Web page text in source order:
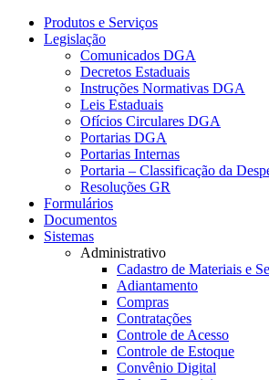
Produtos e Serviços
Legislação
Comunicados DGA
Decretos Estaduais
Instruções Normativas DGA
Leis Estaduais
Ofícios Circulares DGA
Portarias DGA
Portarias Internas
Portaria – Classificação da
Resoluções GR
Formulários
Documentos
Sistemas
Administrativo
Cadastro de Materiais e
Adiantamento
Compras
Contratações
Controle de Acesso
Controle de Estoque
Convênio Digital